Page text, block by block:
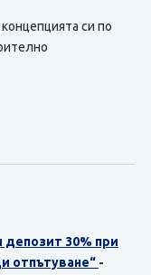
си по
депозит 30% при
отпътуване“ -